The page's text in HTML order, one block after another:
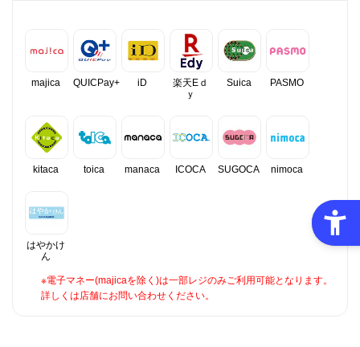
majica QUICPay+ iD
楽天Eｄ
ｙ
Suica PASMO
kitaca toica manaca ICOCA SUGOCA nimoca
はやかけ
ん
※電子マネー(majicaを除く)は一部レジのみご利用可能となります。
詳しくは店舗にお問い合わせください。